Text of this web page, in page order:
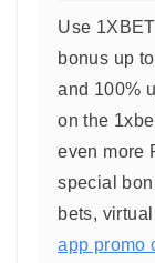
Use
bonus up
and 100%
on the
even more
special
bets,
app promo